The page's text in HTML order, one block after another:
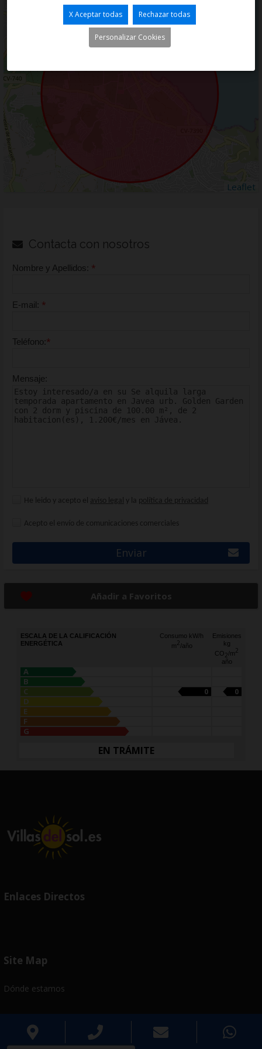
Leaflet
Contacta con nosotros
Nombre y Apellidos: *
E-mail: *
Teléfono:*
Mensaje:
He leido y acepto el aviso legal y la política de privacidad
Acepto el envío de comunicaciones comerciales
Enviar
Añadir a Favoritos
ESCALA DE LA CALIFICACIÓN
ENERGÉTICA
Consumo kW/h
m 2/año
Emisiones
kg
CO 2/m 2
año
A
B
C
0
0
D
E
F
G
EN TRÁMITE
Enlaces Directos
Site Map
Dónde estamos
X Aceptar todas Rechazar todas
Personalizar Cookies